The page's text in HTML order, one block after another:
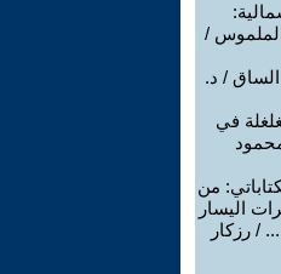
/
/ د.
في
من
اليسار
/ رزكار